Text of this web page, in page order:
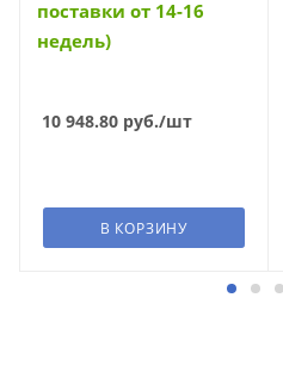
поставки от 14-16
недель)
10 948.80 руб./шт
В КОРЗИНУ